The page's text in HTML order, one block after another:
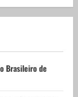
Brasileiro de